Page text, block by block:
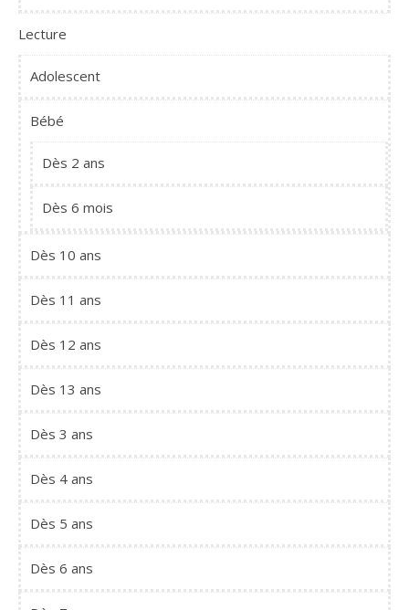
Lecture
Adolescent
Bébé
Dès 2 ans
Dès 6 mois
Dès 10 ans
Dès 11 ans
Dès 12 ans
Dès 13 ans
Dès 3 ans
Dès 4 ans
Dès 5 ans
Dès 6 ans